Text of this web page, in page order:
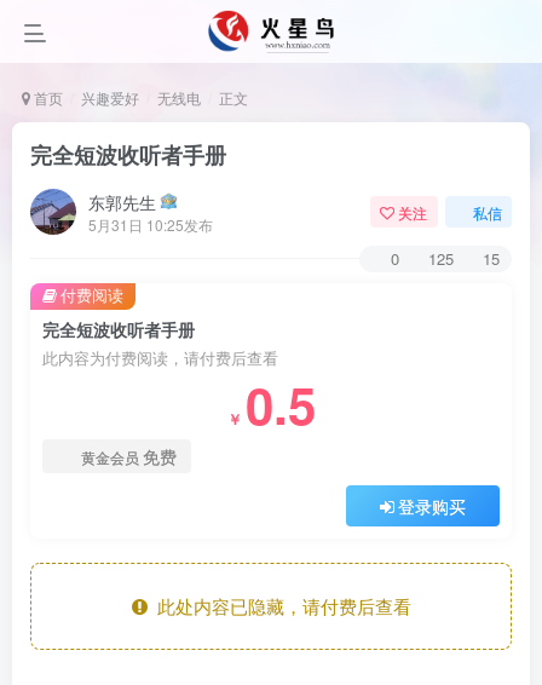
首页 兴趣爱好 无线电 正文
完全短波收听者手册
东郭先生
5月31日 10:25发布
关注 私信
0 125 15
完全短波收听者手册
此内容为付费阅读，请付费后查看
￥ 0.5
黄金会员 免费
登录购买
付费阅读
此处内容已隐藏，请付费后查看